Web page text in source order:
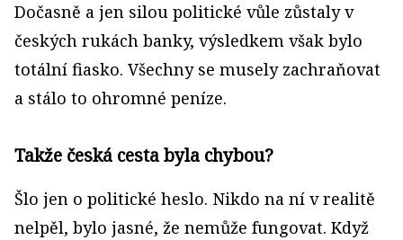
Dočasně a jen silou politické vůle zůstaly v
českých rukách banky, výsledkem však bylo
totální fiasko. Všechny se musely zachraňovat
a stálo to ohromné peníze.
Takže česká cesta byla chybou?
Šlo jen o politické heslo. Nikdo na ní v realitě
nelpěl, bylo jasné, že nemůže fungovat. Když